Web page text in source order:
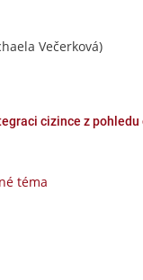
Večerková)
cizince z pohledu
téma